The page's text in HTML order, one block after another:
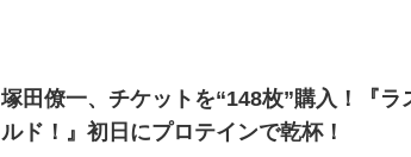
塚田僚一、チケットを“148枚”購入！『ラ
ルド！』初日にプロテインで乾杯！